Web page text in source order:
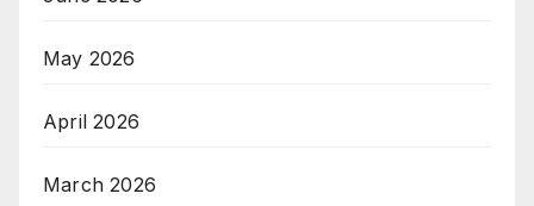
May 2026
April 2026
March 2026